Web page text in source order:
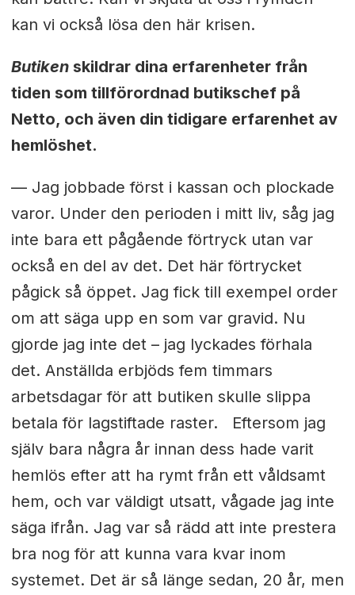
kan vi också lösa den här krisen.
Butikenskildrar dina erfarenheter från
tiden som tillförordnad butikschef på
Netto, och även din tidigare erfarenhet av
hemlöshet.
— Jag jobbade först i kassan och plockade
varor. Under den perioden i mitt liv, såg jag
inte bara ett pågående förtryck utan var
också en del av det. Det här förtrycket
pågick så öppet. Jag fick till exempel order
om att säga upp en som var gravid. Nu
gjorde jag inte det – jag lyckades förhala
det. Anställda erbjöds fem timmars
arbetsdagar för att butiken skulle slippa
betala för lagstiftade raster. Eftersom jag
själv bara några år innan dess hade varit
hemlös efter att ha rymt från ett våldsamt
hem, och var väldigt utsatt, vågade jag inte
säga ifrån. Jag var så rädd att inte prestera
bra nog för att kunna vara kvar inom
systemet. Det är så länge sedan, 20 år, men